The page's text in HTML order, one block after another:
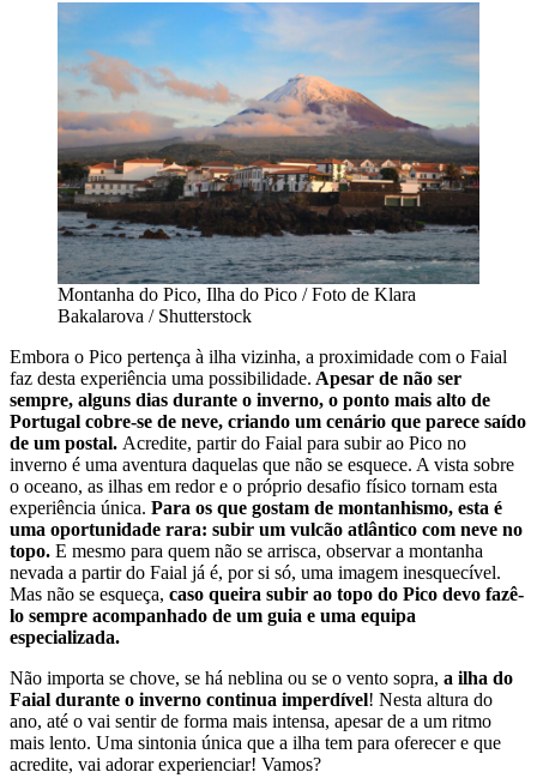
Montanha do Pico, Ilha do Pico / Foto de Klara
Bakalarova / Shutterstock
Embora o Pico pertença à ilha vizinha, a proximidade com o Faial
faz desta experiência uma possibilidade. Apesar de não ser
sempre, alguns dias durante o inverno, o ponto mais alto de
Portugal cobre-se de neve, criando um cenário que parece saído
de um postal. Acredite, partir do Faial para subir ao Pico no
inverno é uma aventura daquelas que não se esquece. A vista sobre
o oceano, as ilhas em redor e o próprio desafio físico tornam esta
experiência única. Para os que gostam de montanhismo, esta é
uma oportunidade rara: subir um vulcão atlântico com neve no
topo. E mesmo para quem não se arrisca, observar a montanha
nevada a partir do Faial já é, por si só, uma imagem inesquecível.
Mas não se esqueça, caso queira subir ao topo do Pico devo fazê-
lo sempre acompanhado de um guia e uma equipa
especializada.
Não importa se chove, se há neblina ou se o vento sopra, a ilha do
Faial durante o inverno continua imperdível! Nesta altura do
ano, até o vai sentir de forma mais intensa, apesar de a um ritmo
mais lento. Uma sintonia única que a ilha tem para oferecer e que
acredite, vai adorar experienciar! Vamos?